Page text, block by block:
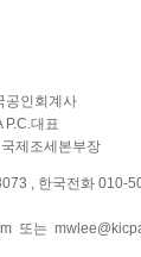
공인회계사
P.C.대표
제조세본부장
, 한국전화 010-
또는